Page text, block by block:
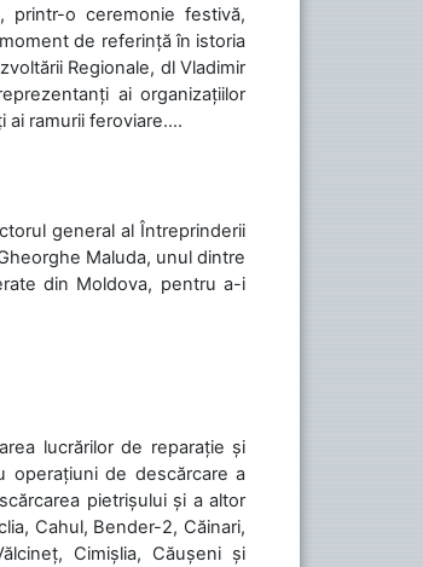
printr-o ceremonie festivă,
de referință în istoria
Regionale, dl Vladimir
ai organizațiilor
ramurii feroviare....
general al Întreprinderii
Maluda, unul dintre
din Moldova, pentru a-i
lucrărilor de reparație și
operațiuni de descărcare a
pietrișului și a altor
Cahul, Bender-2, Căinari,
Cimișlia, Căușeni și